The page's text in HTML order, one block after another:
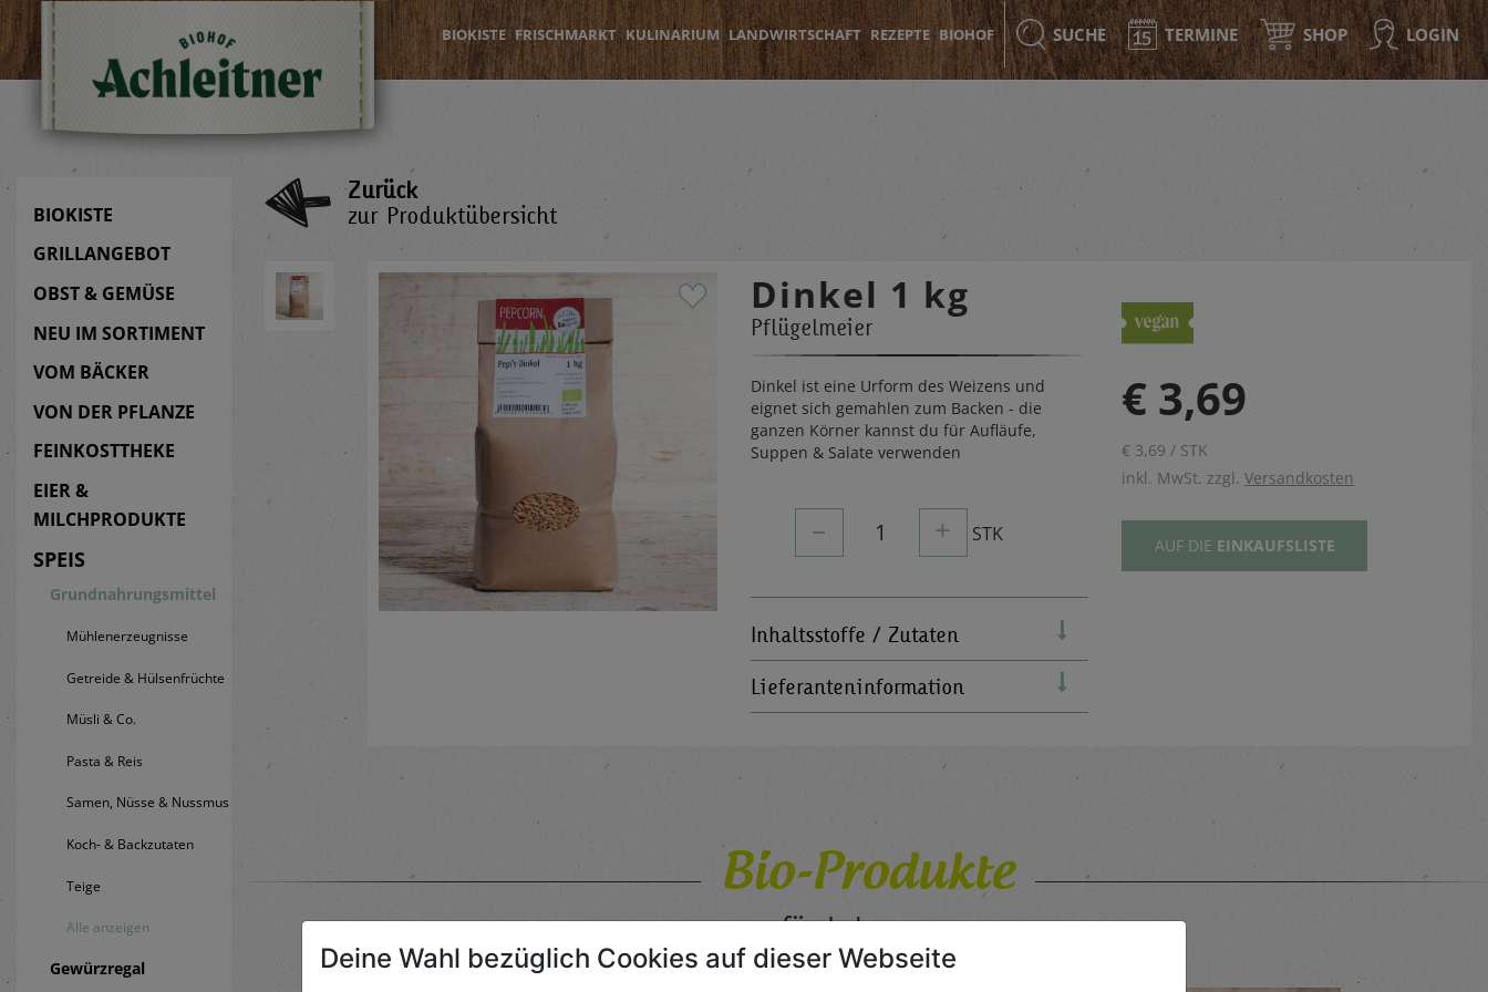
BIOKISTE FRISCHMARKT KULINARIUM LANDWIRTSCHAFT REZEPTE BIOHOF SUCHE TERMINE SHOP LOGIN
BIOKISTE
GRILLANGEBOT
OBST & GEMÜSE
NEU IM SORTIMENT
VOM BÄCKER
VON DER PFLANZE
FEINKOSTTHEKE
EIER &
MILCHPRODUKTE
SPEIS
Grundnahrungsmittel
Mühlenerzeugnisse
Getreide & Hülsenfrüchte
Müsli & Co.
Pasta & Reis
Samen, Nüsse & Nussmus
Koch- & Backzutaten
Teige
Alle anzeigen
Gewürzregal
Zurück
zur Produktübersicht
Dinkel 1 kg
Pflügelmeier
Dinkel ist eine Urform des Weizens und
eignet sich gemahlen zum Backen - die
ganzen Körner kannst du für Aufläufe,
Suppen & Salate verwenden
– 1 + STK
Inhaltsstoffe / Zutaten
Lieferanteninformation
€ 3,69
€ 3,69 / STK
inkl. MwSt. zzgl.Versandkosten
AUF DIE EINKAUFSLISTE
Bio-Produkte
für Jedermann
Deine Wahl bezüglich Cookies auf dieser Webseite